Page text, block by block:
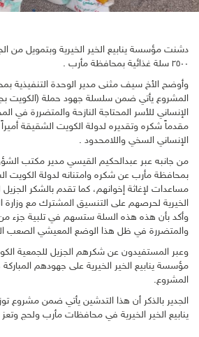
دشنت مؤسسة ينابيع الخير الخيرية وبتمويل من
٢٥٠٠ سلة غذائية بمحافظة مأرب .
وأوضح الأخ سيف مثنى مدير الوحدة التنفيذية
المشروع يأتي ضمن سلسلة جهود حملة (الكويت
الإنساني للأسر المحتاجة النازحة والمتضررة في
مقدماً شكره وتقديره لدولة الكويت الشقيقة
الإنساني السخي واللامحدود .
من جانبه عبر عبدالحكيم القيسي مدير مكتب
بمحافظة مأرب عن شكره وامتنانه لدولة الكويت
مساعدات لإغاثة إخوانهم، كما تقدم بالشكر الجزيل
الخيرية لحرصهم على التنسيق المشترك مع وزارة
وأكد بأن هذه هذه السلة ستسهم في تلبية جزء من
والمتضررة في ظل هذا الوضع المعيشي الصعب
وعبر المستفيدون عن شكرهم الجزيل للجمعية
مؤسسة ينابيع الخير الخيرية على جهودهم
المشروع.
ينابيع الخير الخيرية في محافظات مأرب ولحج